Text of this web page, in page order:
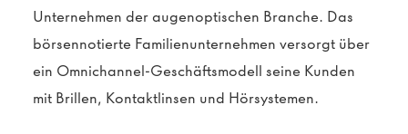
Unternehmen der augenoptischen Branche. Das
börsennotierte Familienunternehmen versorgt über
ein Omnichannel-Geschäftsmodell seine Kunden
mit Brillen, Kontaktlinsen und Hörsystemen.